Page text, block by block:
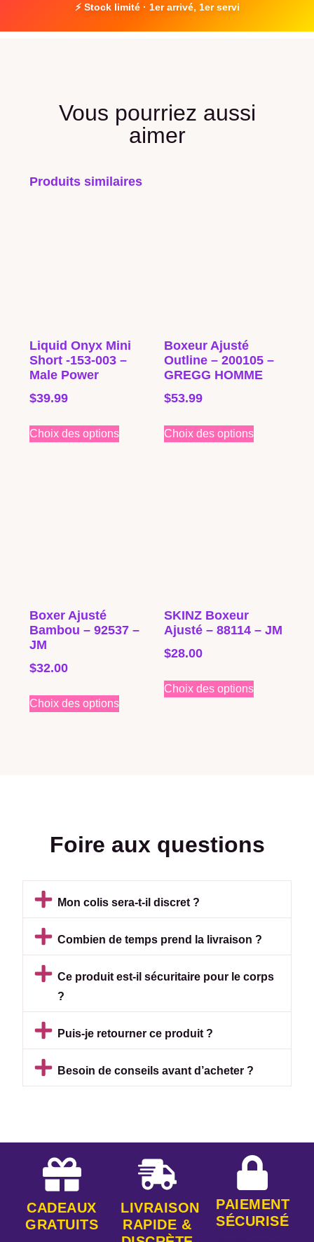
⚡ Stock limité · 1er arrivé, 1er servi
Vous pourriez aussi
aimer
Produits similaires
Liquid Onyx Mini
Short -153-003 –
Male Power
$39.99
Choix des options
Boxeur Ajusté
Outline – 200105 –
GREGG HOMME
$53.99
Choix des options
Boxer Ajusté
Bambou – 92537 –
JM
$32.00
Choix des options
SKINZ Boxeur
Ajusté – 88114 – JM
$28.00
Choix des options
Foire aux questions
Mon colis sera-t-il discret ?
Combien de temps prend la livraison ?
Ce produit est-il sécuritaire pour le corps
?
Puis-je retourner ce produit ?
Besoin de conseils avant d’acheter ?
CADEAUX
GRATUITS
LIVRAISON
RAPIDE &
PAIEMENT
SÉCURISÉ